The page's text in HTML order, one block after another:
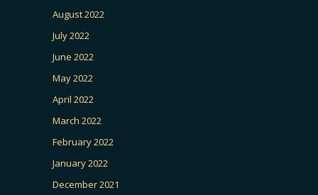
August 2022
July 2022
June 2022
May 2022
April 2022
March 2022
February 2022
January 2022
December 2021